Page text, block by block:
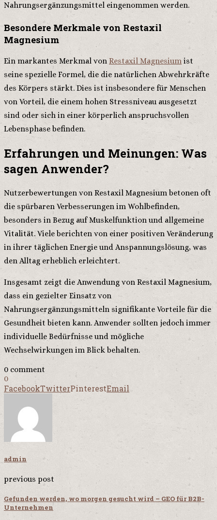
Nahrungsergänzungsmittel eingenommen werden.
Besondere Merkmale von Restaxil
Magnesium
Ein markantes Merkmal von Restaxil Magnesiumist
seine spezielle Formel, die die natürlichen Abwehrkräfte
des Körpers stärkt. Dies ist insbesondere für Menschen
von Vorteil, die einem hohen Stressniveau ausgesetzt
sind oder sich in einer körperlich anspruchsvollen
Lebensphase befinden.
Erfahrungen und Meinungen: Was
sagen Anwender?
Nutzerbewertungen von Restaxil Magnesium betonen oft
die spürbaren Verbesserungen im Wohlbefinden,
besonders in Bezug auf Muskelfunktion und allgemeine
Vitalität. Viele berichten von einer positiven Veränderung
in ihrer täglichen Energie und Anspannungslösung, was
den Alltag erheblich erleichtert.
Insgesamt zeigt die Anwendung von Restaxil Magnesium,
dass ein gezielter Einsatz von
Nahrungsergänzungsmitteln signifikante Vorteile für die
Gesundheit bieten kann. Anwender sollten jedoch immer
individuelle Bedürfnisse und mögliche
Wechselwirkungen im Blick behalten.
0 comment
0
FacebookTwitterPinterestEmail
admin
previous post
Gefunden werden, wo morgen gesucht wird – GEO für B2B-
Unternehmen